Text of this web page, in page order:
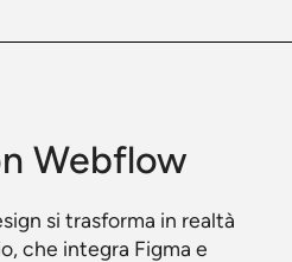
Webflow
si trasforma in realtà
che integra Figma e